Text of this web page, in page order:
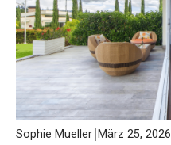
Sophie Mueller März 25, 2026